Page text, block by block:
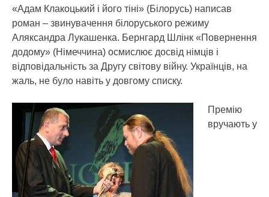
«Адам Клакоцький і його тіні» (Білорусь) написав
роман – звинувачення білоруського режиму
Аляксандра Лукашенка. Бернгард Шлінк «Повернення
додому» (Німеччина) осмислює досвід німців і
відповідальність за Другу світову війну. Українців, на
жаль, не було навіть у довгому списку.
Премію
вручають у